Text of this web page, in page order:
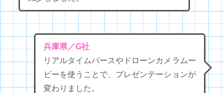
兵庫県／G社
リアルタイムパースやドローンカメラムー
ビーを使うことで、プレゼンテーションが
変わりました。